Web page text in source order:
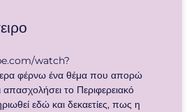
watch?
φέρνω ένα θέμα που απορώ
το Περιφερειακό
εδώ και δεκαετίες, πως η